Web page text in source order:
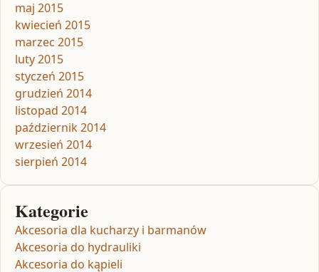
maj 2015
kwiecień 2015
marzec 2015
luty 2015
styczeń 2015
grudzień 2014
listopad 2014
październik 2014
wrzesień 2014
sierpień 2014
Kategorie
Akcesoria dla kucharzy i barmanów
Akcesoria do hydrauliki
Akcesoria do kąpieli